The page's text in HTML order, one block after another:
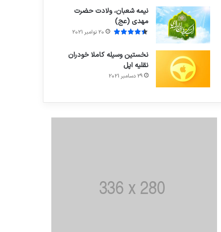
نیمه شعبان، ولادت حضرت
مهدی (عج)
20 نوامبر 2021
نخستین وسیله کاملا خودران
نقلیه اپل
29 دسامبر 2021